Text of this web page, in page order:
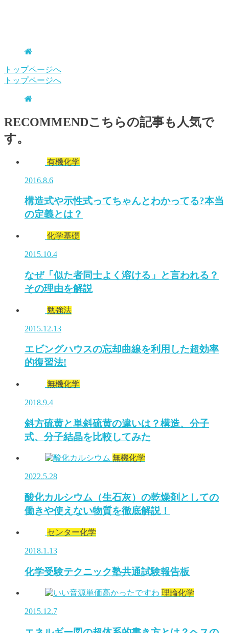
トップページへ
トップページへ
RECOMMENDこちらの記事も人気で
す。
有機化学
2016.8.6
構造式や示性式ってちゃんとわかってる?本当
の定義とは？
化学基礎
2015.10.4
なぜ「似た者同士よく溶ける」と言われる？
その理由を解説
勉強法
2015.12.13
エビングハウスの忘却曲線を利用した超効率
的復習法!
無機化学
2018.9.4
斜方硫黄と単斜硫黄の違いは？構造、分子
式、分子結晶を比較してみた
無機化学
2022.5.28
酸化カルシウム（生石灰）の乾燥剤としての
働きや使えない物質を徹底解説！
センター化学
2018.1.13
化学受験テクニック塾共通試験報告板
理論化学
2015.12.7